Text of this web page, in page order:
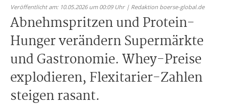
Veröffentlicht am: 10.05.2026 um 00:09 Uhr | Redaktion boerse-global.de
Abnehmspritzen und Protein-
Hunger verändern Supermärkte
und Gastronomie. Whey-Preise
explodieren, Flexitarier-Zahlen
steigen rasant.